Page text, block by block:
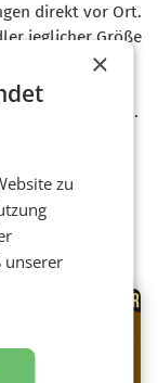
direkt vor Ort.
jeglicher Größe
im
Handel.
×
zu
unserer